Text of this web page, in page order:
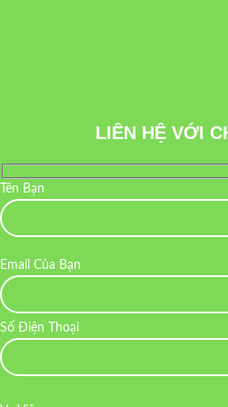
LIÊN HỆ VỚI
Tên Bạn
Email Của Bạn
Số Điện Thoại